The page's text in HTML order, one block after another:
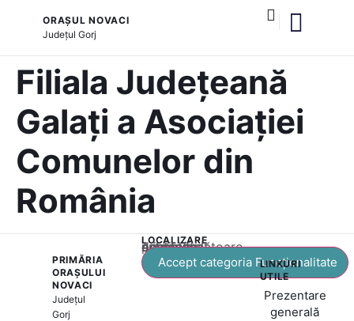
ORAȘUL NOVACI
JudețulGorj
Filiala Județeană
Galați a Asociației
Comunelor din
România
PRIMĂRIA
ORAȘULUI
NOVACI
Județul
Gorj
LOCALIZARE
Acest conținut este blocat până când acceptați categoria corespunzătoare de cookie-uri.
Accept categoria Funcționalitate
LINKURI
UTILE
Prezentare
generală